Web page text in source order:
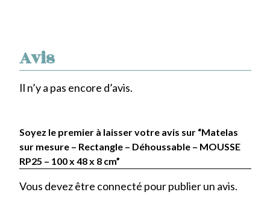
Avis
Il n’y a pas encore d’avis.
Soyez le premier à laisser votre avis sur “Matelas
sur mesure – Rectangle – Déhoussable – MOUSSE
RP25 – 100 x 48 x 8 cm”
Vous devez être connecté pour publier un avis.